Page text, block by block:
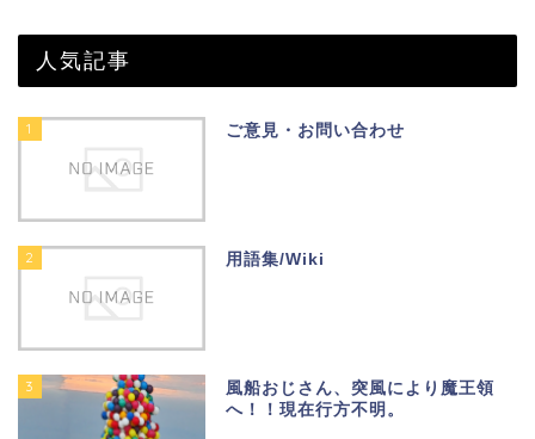
人気記事
1 ご意見・お問い合わせ
2 用語集/Wiki
3
風船おじさん、突風により魔王領
へ！！現在行方不明。